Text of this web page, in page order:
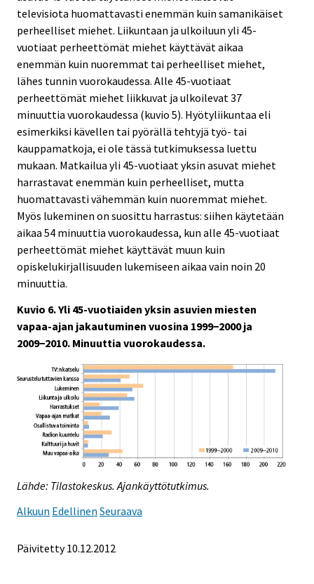
televisiota huomattavasti enemmän kuin samanikäiset
perheelliset miehet. Liikuntaan ja ulkoiluun yli 45-
vuotiaat perheettömät miehet käyttävät aikaa
enemmän kuin nuoremmat tai perheelliset miehet,
lähes tunnin vuorokaudessa. Alle 45-vuotiaat
perheettömät miehet liikkuvat ja ulkoilevat 37
minuuttia vuorokaudessa (kuvio 5). Hyötyliikuntaa eli
esimerkiksi kävellen tai pyörällä tehtyjä työ- tai
kauppamatkoja, ei ole tässä tutkimuksessa luettu
mukaan. Matkailua yli 45-vuotiaat yksin asuvat miehet
harrastavat enemmän kuin perheelliset, mutta
huomattavasti vähemmän kuin nuoremmat miehet.
Myös lukeminen on suosittu harrastus: siihen käytetään
aikaa 54 minuuttia vuorokaudessa, kun alle 45-vuotiaat
perheettömät miehet käyttävät muun kuin
opiskelukirjallisuuden lukemiseen aikaa vain noin 20
minuuttia.
Kuvio 6. Yli 45-vuotiaiden yksin asuvien miesten
vapaa-ajan jakautuminen vuosina 1999−2000 ja
2009−2010. Minuuttia vuorokaudessa.
Lähde: Tilastokeskus. Ajankäyttötutkimus.
Alkuun Edellinen Seuraava
Päivitetty 10.12.2012